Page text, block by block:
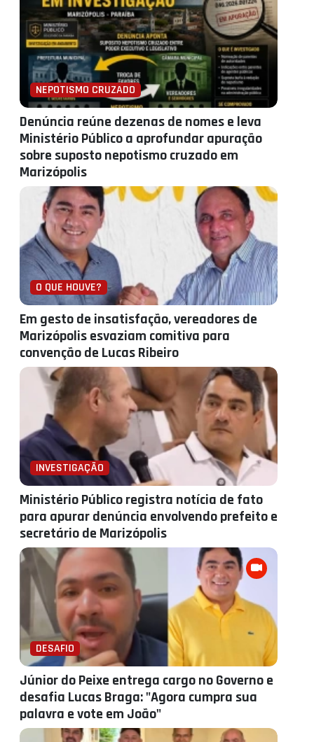
NEPOTISMO CRUZADO
Denúncia reúne dezenas de nomes e leva
Ministério Público a aprofundar apuração
sobre suposto nepotismo cruzado em
Marizópolis
O QUE HOUVE?
Em gesto de insatisfação, vereadores de
Marizópolis esvaziam comitiva para
convenção de Lucas Ribeiro
INVESTIGAÇÃO
Ministério Público registra notícia de fato
para apurar denúncia envolvendo prefeito e
secretário de Marizópolis
DESAFIO
Júnior do Peixe entrega cargo no Governo e
desafia Lucas Braga: "Agora cumpra sua
palavra e vote em João"